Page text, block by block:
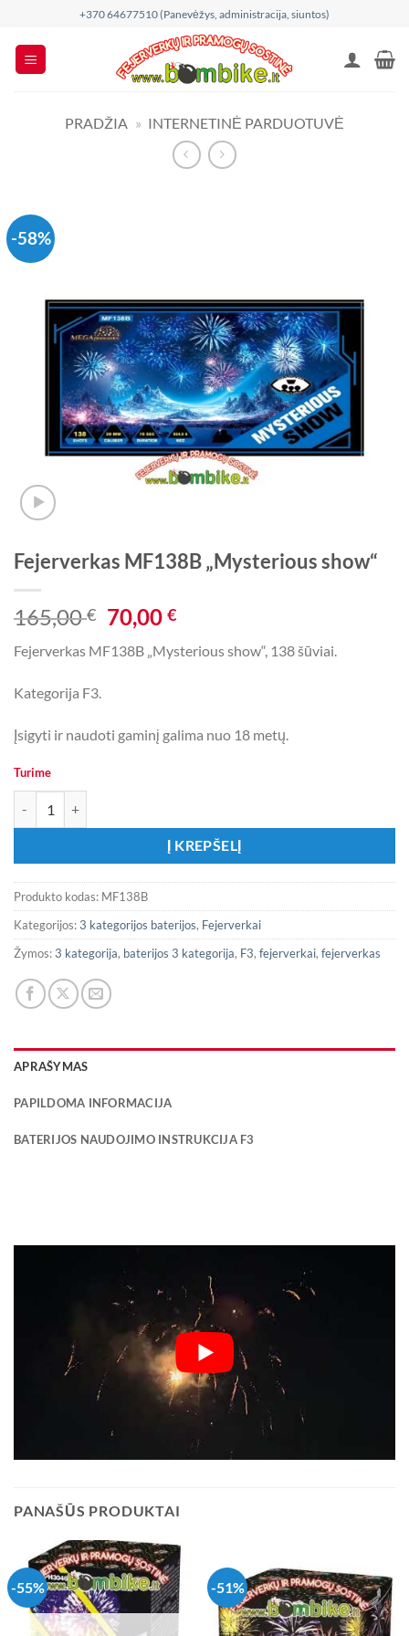
content
+370 64677510 (Panevėžys, administracija, siuntos)
PRADŽIA » INTERNETINĖ PARDUOTUVĖ
-58%
Fejerverkas MF138B „Mysterious show“
165,00€ Original
price
was:
70,00€Current
is:
Fejerverkas MF138B „Mysterious show“, 138 šūviai.
Kategorija F3.
Įsigyti ir naudoti gaminį galima nuo 18 metų.
Turime
Į KREPŠELĮ
Produkto kodas: MF138B
Kategorijos:3 kategorijos baterijos, Fejerverkai
Žymos:3 kategorija, baterijos 3 kategorija, F3, fejerverkai, fejerverkas
APRAŠYMAS
PAPILDOMA INFORMACIJA
BATERIJOS NAUDOJIMO INSTRUKCIJA F3
PANAŠŪS PRODUKTAI
-55% -51%